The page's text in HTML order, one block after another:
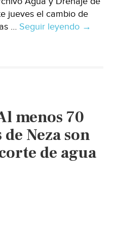
jueves el cambio de
… Seguir leyendo →
menos 70
Neza son
de agua